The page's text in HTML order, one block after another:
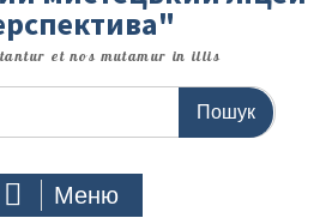
et nos mutamur in illis
Меню